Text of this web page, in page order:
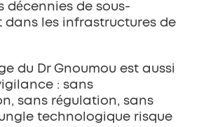
décennies de sous-
dans les infrastructures de
du Dr Gnoumou est aussi
: sans
sans régulation, sans
technologique risque